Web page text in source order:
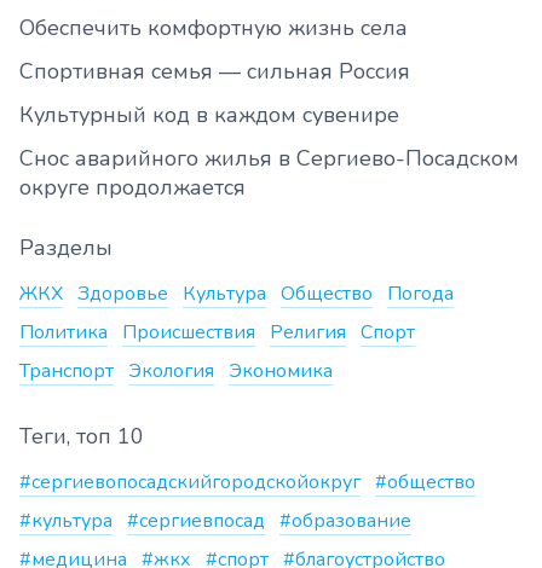
Обеспечить комфортную жизнь села
Спортивная семья — сильная Россия
Культурный код в каждом сувенире
Снос аварийного жилья в Сергиево-Посадском
округе продолжается
Разделы
ЖКХ Здоровье Культура Общество
Погода
Политика
Происшествия Религия Спорт
Транспорт Экология Экономика
Теги, топ 10
#сергиевопосадскийгородскойокруг #общество
#культура #сергиевпосад #образование
#медицина #жкх #спорт #благоустройство